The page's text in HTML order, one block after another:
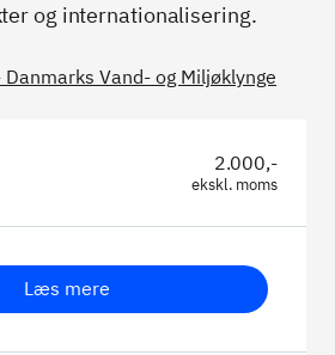
og internationalisering.
Danmarks Vand- og Miljøklynge
2.000,-
ekskl. moms
Læs mere